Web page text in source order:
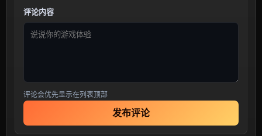
评论内容
评论会优先显示在列表顶部
发布评论